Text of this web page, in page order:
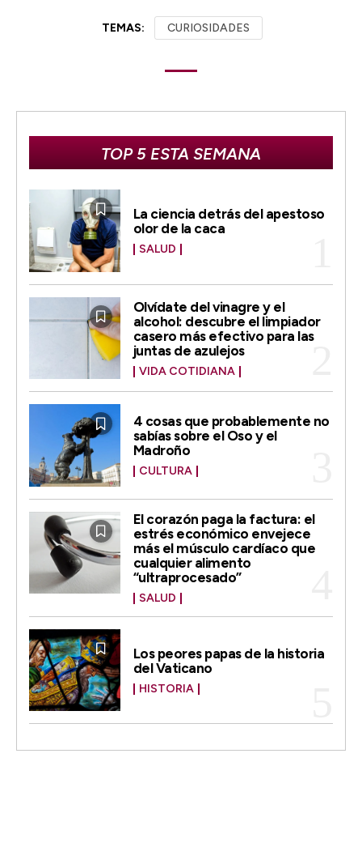
TEMAS: CURIOSIDADES
TOP 5 ESTA SEMANA
La ciencia detrás del apestoso
olor de la caca
SALUD
Olvídate del vinagre y el
alcohol: descubre el limpiador
casero más efectivo para las
juntas de azulejos
VIDA COTIDIANA
4 cosas que probablemente no
sabías sobre el Oso y el
Madroño
CULTURA
El corazón paga la factura: el
estrés económico envejece
más el músculo cardíaco que
cualquier alimento
“ultraprocesado”
SALUD
Los peores papas de la historia
del Vaticano
HISTORIA